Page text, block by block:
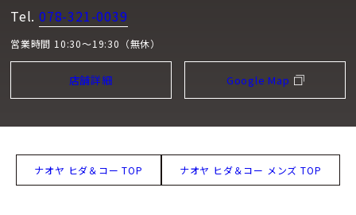
Tel. 078-321-0039
営業時間 10:30～19:30（無休）
店舗詳細 Google Map
ナオヤ ヒダ＆コー TOP ナオヤ ヒダ＆コー メンズ TOP